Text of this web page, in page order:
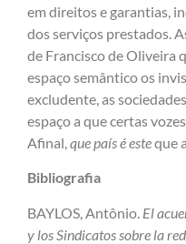
em direitos e garantias,
dos serviços prestados.
de Francisco de Oliveira
espaço semântico os
excludente, as
espaço a que certas
Afinal,que país é esteque
Bibliografia
BAYLOS, Antônio. El
y los Sindicatos sobre la